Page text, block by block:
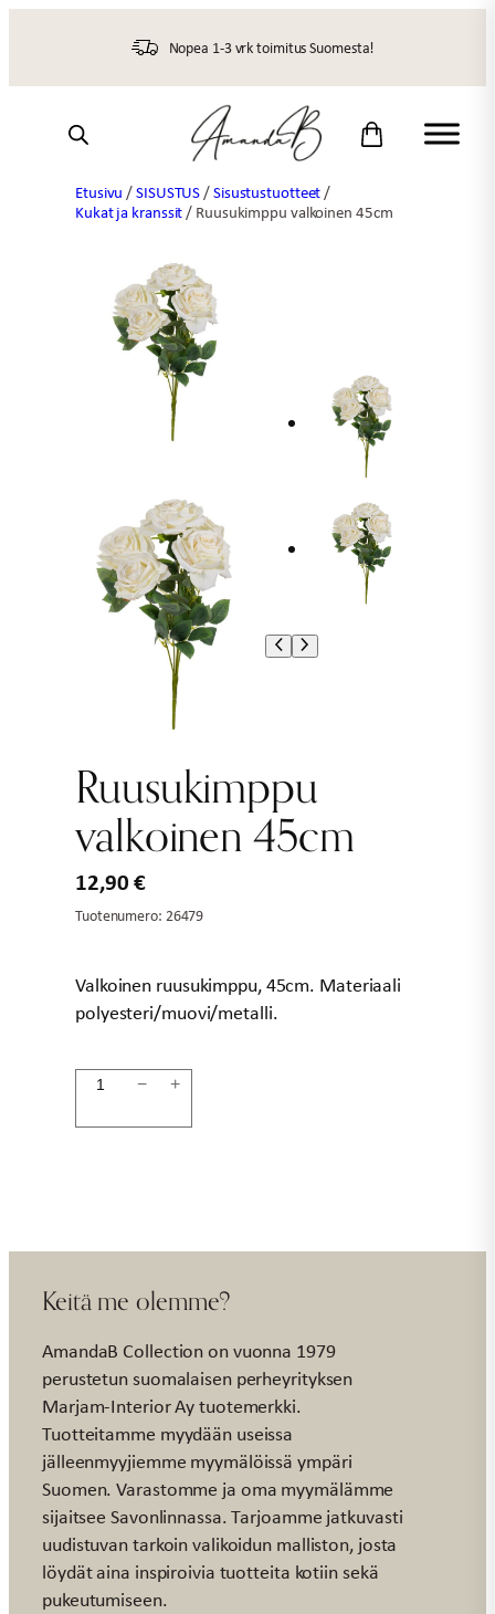
Nopea 1-3 vrk toimitus Suomesta!
Etusivu /SISUSTUS/Sisustustuotteet/
Kukat ja kranssit/ Ruusukimppu valkoinen 45cm
Ruusukimppu
valkoinen 45cm
12,90€
Tuotenumero: 26479
Valkoinen ruusukimppu, 45cm. Materiaali
polyesteri/muovi/metalli.
Ruusukimppu
− +
Keitä me olemme?
AmandaB Collection on vuonna 1979
perustetun suomalaisen perheyrityksen
Marjam-Interior Ay tuotemerkki.
Tuotteitamme myydään useissa
jälleenmyyjiemme myymälöissä ympäri
Suomen. Varastomme ja oma myymälämme
sijaitsee Savonlinnassa. Tarjoamme jatkuvasti
uudistuvan tarkoin valikoidun malliston, josta
löydät aina inspiroivia tuotteita kotiin sekä
pukeutumiseen.